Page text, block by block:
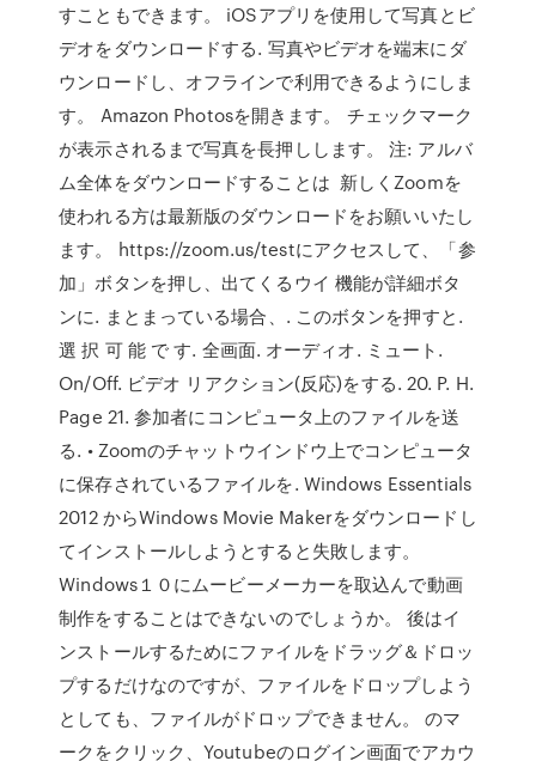
すこともできます。 iOSアプリを使用して写真とビ
デオをダウンロードする. 写真やビデオを端末にダ
ウンロードし、オフラインで利用できるようにしま
す。 Amazon Photosを開きます。 チェックマーク
が表示されるまで写真を長押しします。 注: アルバ
ム全体をダウンロードすることは 新しくZoomを
使われる方は最新版のダウンロードをお願いいたし
ます。 https://zoom.us/testにアクセスして、「参
加」ボタンを押し、出てくるウイ 機能が詳細ボタ
ンに. まとまっている場合、. このボタンを押すと.
選 択 可 能 で す. 全画面. オーディオ. ミュート.
On/Off. ビデオ リアクション(反応)をする. 20. P. H.
Page 21. 参加者にコンピュータ上のファイルを送
る. • Zoomのチャットウインドウ上でコンピュータ
に保存されているファイルを. Windows Essentials
2012 からWindows Movie Makerをダウンロードし
てインストールしようとすると失敗します。
Windows１０にムービーメーカーを取込んで動画
制作をすることはできないのでしょうか。 後はイ
ンストールするためにファイルをドラッグ＆ドロッ
プするだけなのですが、ファイルをドロップしよう
としても、ファイルがドロップできません。 のマ
ークをクリック、Youtubeのログイン画面でアカウ